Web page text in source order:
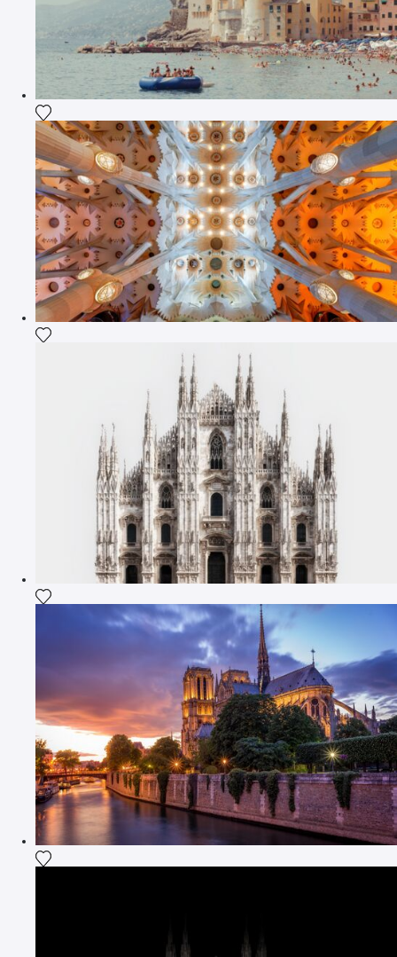
Aggiungi la fotografia alla mia lista dei desideri
Aggiungi la fotografia alla mia lista dei desideri